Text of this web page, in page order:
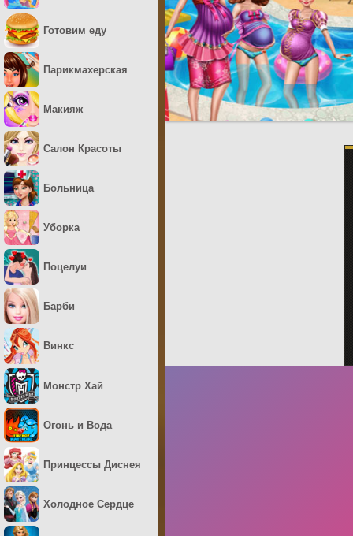
Готовим еду
Парикмахерская
Макияж
Салон Красоты
Больница
Уборка
Поцелуи
Барби
Винкс
Монстр Хай
Огонь и Вода
Принцессы Диснея
Холодное Сердце